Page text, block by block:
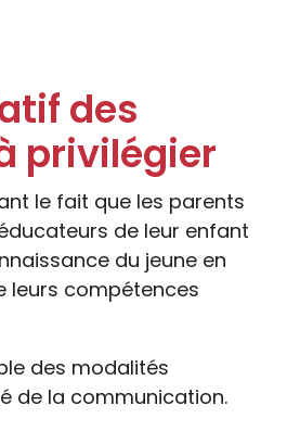
des
privilégier
le fait que les parents
de leur enfant
du jeune en
leurs compétences
des modalités
de la communication.